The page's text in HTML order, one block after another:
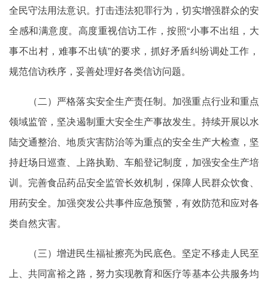
全民守法用法意识。打击违法犯罪行为，切实增强群众的安
全感和满意度。高度重视信访工作，按照“小事不出组，大
事不出村，难事不出镇”的要求，抓好矛盾纠纷调处工作，
规范信访秩序，妥善处理好各类信访问题。
（二）严格落实安全生产责任制。加强重点行业和重点
领域监管，坚决遏制重大安全生产事故发生。持续开展以水
陆交通整治、地质灾害防治等为重点的安全生产大检查，坚
持赶场日巡查、上路执勤、车船登记制度，加强安全生产培
训。完善食品药品安全监管长效机制，保障人民群众饮食、
用药安全。加强突发公共事件应急预警，有效防范和应对各
类自然灾害。
（三）增进民生福祉擦亮为民底色。坚定不移走人民至
上、共同富裕之路，努力实现教育和医疗等基本公共服务均